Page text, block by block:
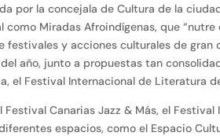
por la concejala de Cultura de la
Miradas Afroindígenas, que
festivales y acciones culturales de
año, junto a propuestas tan
el Festival Internacional de Literatura
Festival Canarias Jazz & Más, el
espacios, como el Espacio